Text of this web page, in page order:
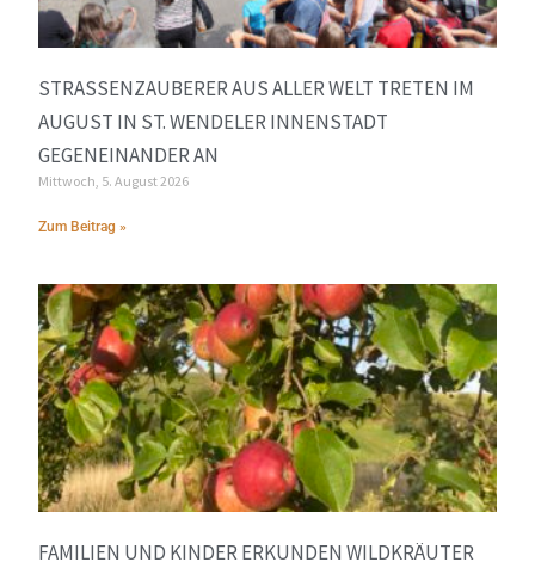
STRASSENZAUBERER AUS ALLER WELT TRETEN IM A
UGUST IN ST. WENDELER INNENSTADT G
EGENEINANDER AN
Mittwoch, 5. August 2026
Zum Beitrag »
FAMILIEN UND KINDER ERKUNDEN WILDKRÄUTER